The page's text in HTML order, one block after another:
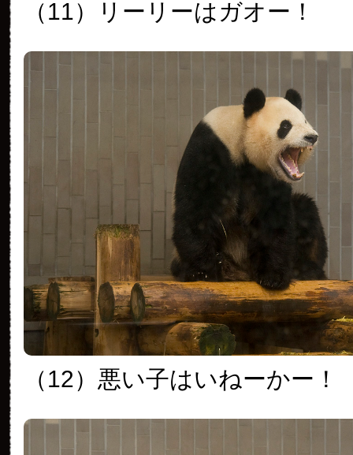
（11）リーリーはガオー！
（12）悪い子はいねーかー！